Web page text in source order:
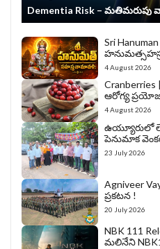
Dementia Risk – మతిమరుపు
Sri Hanuman
4 August 2026
Cranberries
ఆరోగ్య
4 August 2026
ఉయ్యూరులో
పెనుమాక
23 July 2026
Agniveer
ప్రకటన !
20 July 2026
NBK 111
మలినేని